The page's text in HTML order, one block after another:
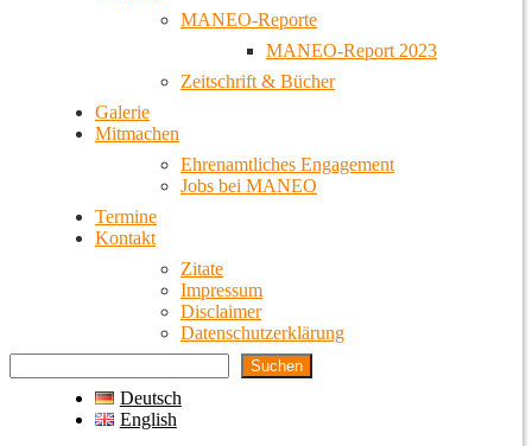
MANEO-Reporte
MANEO-Report 2023
Zeitschrift & Bücher
Galerie
Mitmachen
Ehrenamtliches Engagement
Jobs bei MANEO
Termine
Kontakt
Zitate
Impressum
Disclaimer
Datenschutzerklärung
Suchen
Deutsch
English